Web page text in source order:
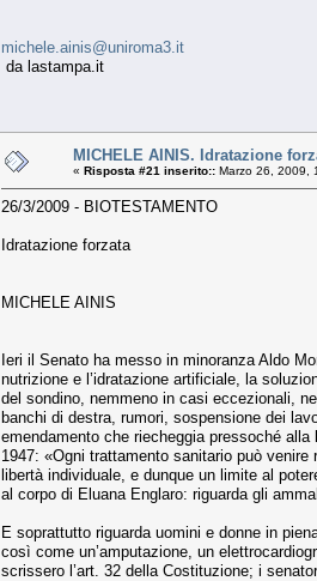
michele.ainis@uniroma3.it
da lastampa.it
MICHELE AINIS. Idratazione
« Risposta #21 inserito:: Marzo 26, 2009,
26/3/2009 - BIOTESTAMENTO
Idratazione forzata
MICHELE AINIS
Ieri il Senato ha messo in minoranza Aldo
nutrizione e l’idratazione artificiale, la
del sondino, nemmeno in casi eccezionali,
banchi di destra, rumori, sospensione dei
emendamento che riecheggia pressoché
1947: «Ogni trattamento sanitario può
libertà individuale, e dunque un limite al
al corpo di Eluana Englaro: riguarda gli
E soprattutto riguarda uomini e donne in
così come un’amputazione, un
scrissero l’art. 32 della Costituzione; i